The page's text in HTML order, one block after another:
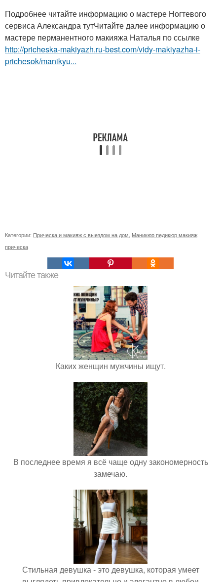
Подробнее читайте информацию о мастере Ногтевого
сервиса Александра тутЧитайте далее информацию о
мастере перманентного макияжа Наталья по ссылке
http://pricheska-makiyazh.ru-best.com/vidy-makiyazha-i-
prichesok/manikyu...
Категории: Прическа и макияж с выездом на дом Маникюр педикюр макияж
прическа
Читайте также
Каких женщин мужчины ищут.
В последнее время я всё чаще одну закономерность
замечаю.
Стильная девушка - это девушка, которая умеет